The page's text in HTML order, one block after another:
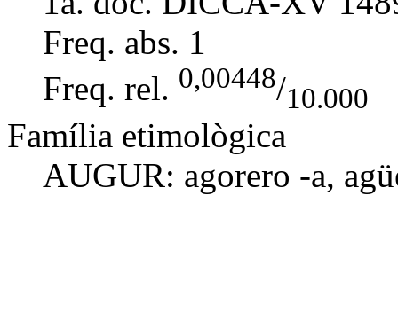
Freq. abs. 1
Freq. rel. 0,00448/10.000
Família etimològica
AUGUR: agorero -a,